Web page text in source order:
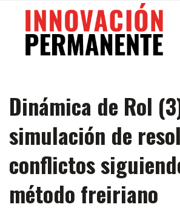
Dinámica de Rol
simulación de
conflictos
método freiriano